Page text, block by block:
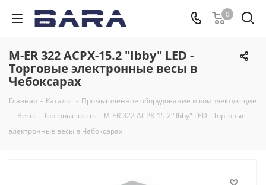
0
M-ER 322 ACPX-15.2 "Ibby" LED -
Торговые электронные весы в
Чебоксарах
Главная - Каталог - Промышленное оборудование и комплектующие
- Весы - Торговые весы - M-ER 322 ACPX-15.2 "Ibby" LED - Торговые
электронные весы в Чебоксарах